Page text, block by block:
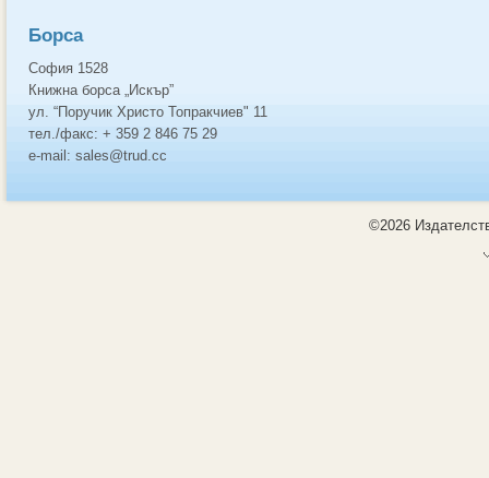
Борса
София 1528
Книжна борса „Искър”
ул. “Поручик Христо Топракчиев" 11
тел./факс: + 359 2 846 75 29
e-mail: sales@trud.cc
©2026